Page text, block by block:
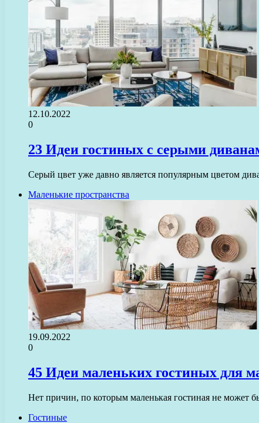
12.10.2022
0
23 Идеи гостиных с серыми
Серый цвет уже давно является популярным цветом
Маленькие пространства
19.09.2022
0
45 Идеи маленьких гостиных для
Нет причин, по которым маленькая гостиная не может
Гостиные